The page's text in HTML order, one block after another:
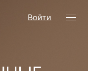
Войти